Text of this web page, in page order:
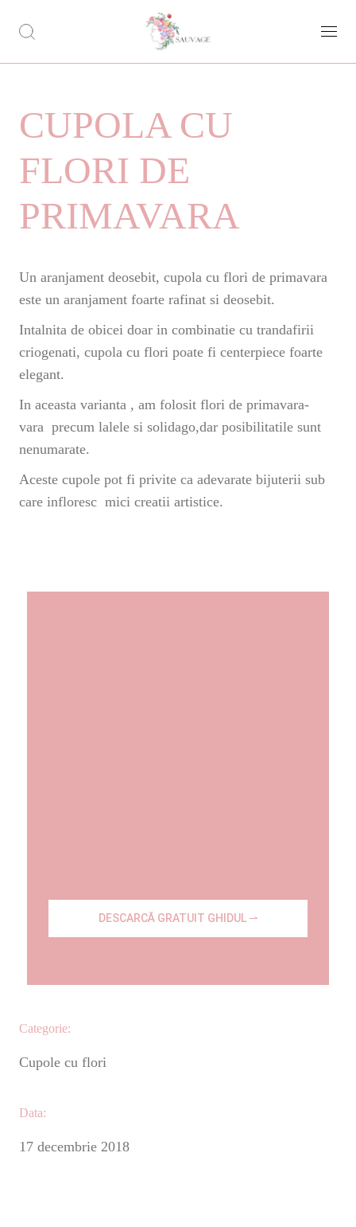
CUPOLA CU
FLORI DE
PRIMAVARA
Un aranjament deosebit, cupola cu flori de primavara
este un aranjament foarte rafinat si deosebit.
Intalnita de obicei doar in combinatie cu trandafirii
criogenati, cupola cu flori poate fi centerpiece foarte
elegant.
In aceasta varianta , am folosit flori de primavara-
vara precum lalele si solidago,dar posibilitatile sunt
nenumarate.
Aceste cupole pot fi privite ca adevarate bijuterii sub
care infloresc mici creatii artistice.
DESCARCĂ GRATUIT GHIDUL ⇀
Categorie:
Cupole cu flori
Data:
17 decembrie 2018